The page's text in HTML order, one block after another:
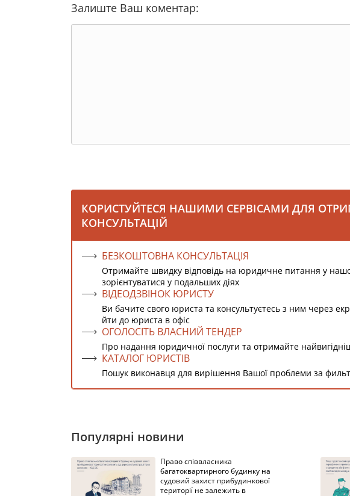
Залиште Ваш коментар:
КОРИСТУЙТЕСЯ НАШИМИ СЕРВІСАМИ ДЛЯ
КОНСУЛЬТАЦІЙ
БЕЗКОШТОВНА КОНСУЛЬТАЦІЯ
Отримайте швидку відповідь на юридичне питання у
зорієнтуватися у подальших діях
ВІДЕОДЗВІНОК ЮРИСТУ
Ви бачите свого юриста та консультуєтесь з ним через
йти до юриста в офіс
ОГОЛОСІТЬ ВЛАСНИЙ ТЕНДЕР
Про надання юридичної послуги та отримайте
КАТАЛОГ ЮРИСТІВ
Пошук виконавця для вирішення Вашої проблеми за
Популярні новини
Право співвласника
багатоквартирного будинку на
судовий захист прибудинкової
території не залежить в